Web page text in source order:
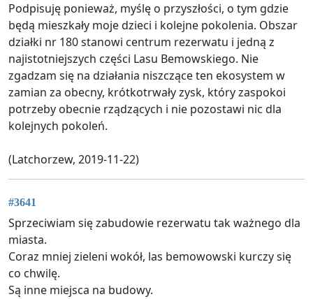
Podpisuję ponieważ, myślę o przyszłości, o tym gdzie
będą mieszkały moje dzieci i kolejne pokolenia. Obszar
działki nr 180 stanowi centrum rezerwatu i jedną z
najistotniejszych części Lasu Bemowskiego. Nie
zgadzam się na działania niszczące ten ekosystem w
zamian za obecny, krótkotrwały zysk, który zaspokoi
potrzeby obecnie rządzących i nie pozostawi nic dla
kolejnych pokoleń.
(Latchorzew, 2019-11-22)
#3641
Sprzeciwiam się zabudowie rezerwatu tak ważnego dla
miasta.
Coraz mniej zieleni wokół, las bemowowski kurczy się
co chwilę.
Są inne miejsca na budowy.